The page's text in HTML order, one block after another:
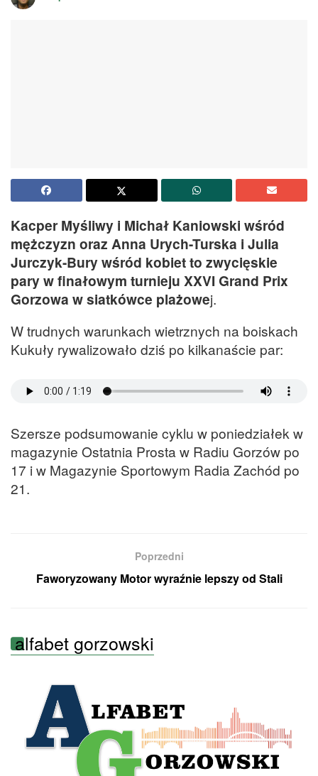
Kacper Myśliwy i Michał Kaniowski wśród
mężczyzn oraz Anna Urych-Turska i Julia
Jurczyk-Bury wśród kobiet to zwycięskie
pary w finałowym turnieju XXVI Grand Prix
Gorzowa w siatkówce plażowej.
W trudnych warunkach wietrznych na boiskach
Kukuły rywalizowało dziś po kilkanaście par:
Szersze podsumowanie cyklu w poniedziałek w
magazynie Ostatnia Prosta w Radiu Gorzów po
17 i w Magazynie Sportowym Radia Zachód po
21.
Poprzedni
Faworyzowany Motor wyraźnie lepszy od Stali
alfabet gorzowski